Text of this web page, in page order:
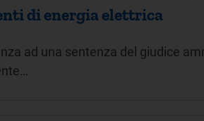
di energia elettrica
ad una sentenza del giudice